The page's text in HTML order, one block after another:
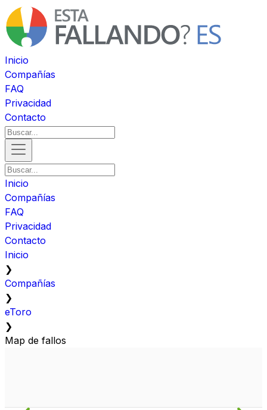
Inicio
Compañías
FAQ
Privacidad
Contacto
Inicio
Compañías
FAQ
Privacidad
Contacto
Inicio
❯
Compañías
❯
eToro
❯
Map de fallos